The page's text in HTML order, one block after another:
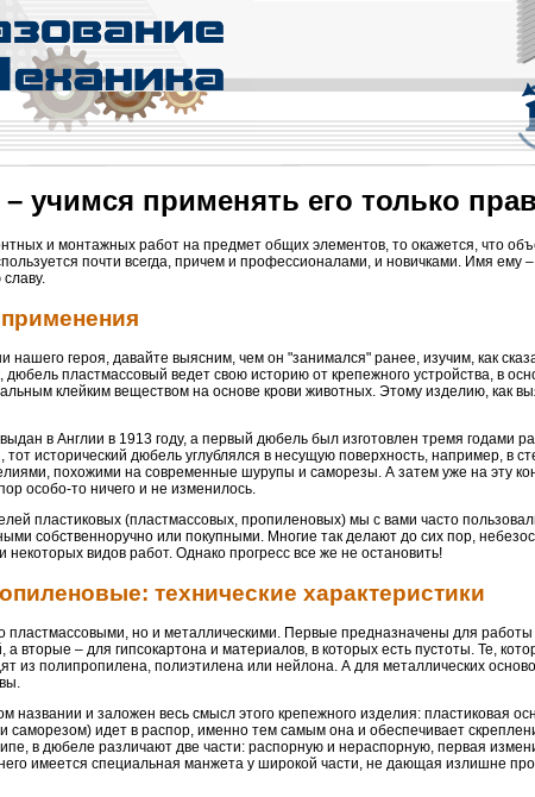
учимся применять его только
и монтажных работ на предмет общих элементов, то окажется, что
почти всегда, причем и профессионалами, и новичками. Имя ему
нашего героя, давайте выясним, чем он "занимался" ранее, изучим, как
дюбель пластмассовый ведет свою историю от крепежного устройства, в
клейким веществом на основе крови животных. Этому изделию, как
в Англии в 1913 году, а первый дюбель был изготовлен тремя годами
исторический дюбель углублялся в несущую поверхность, например, в
похожими на современные шурупы и саморезы. А затем уже на эту
особо-то ничего и не изменилось.
пластиковых (пластмассовых, пропиленовых) мы с вами часто
собственноручно или покупными. Многие так делают до сих пор,
видов работ. Однако прогресс все же не остановить!
технические характеристики
пластмассовыми, но и металлическими. Первые предназначены для работы
вторые – для гипсокартона и материалов, в которых есть пустоты. Те,
из полипропилена, полиэтилена или нейлона. А для металлических
и заложен весь смысл этого крепежного изделия: пластиковая
идет в распор, именно тем самым она и обеспечивает
в дюбеле различают две части: распорную и нераспорную, первая
имеется специальная манжета у широкой части, не дающая излишне